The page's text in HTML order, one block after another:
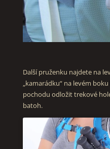
Další pruženku najdete na
„kamarádku“ na levém
pochodu odložit trekové
batoh.